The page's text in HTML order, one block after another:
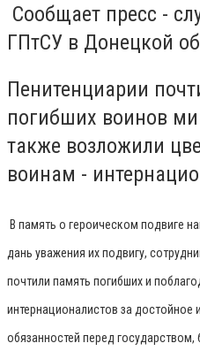
Сообщает пресс -
ГПтСУ в Донецкой
Пенитенциарии
погибших воинов
также возложили
воинам -
В память о героическом подвиге
дань уважения их подвигу,
почтили память погибших и
интернационалистов за достойное
обязанностей перед